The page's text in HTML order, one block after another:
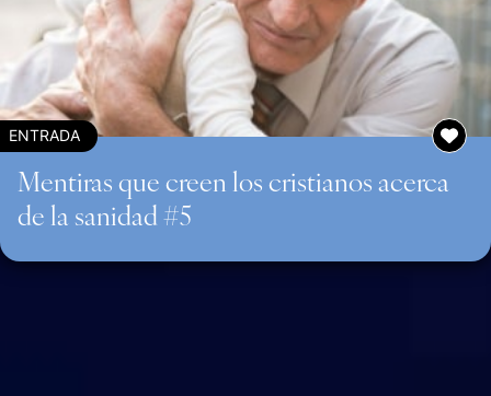
ENTRADA
Mentiras que creen los cristianos acerca
de la sanidad #5